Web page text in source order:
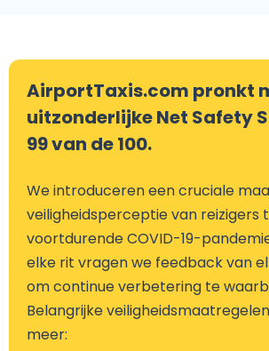
AirportTaxis.com pronkt
uitzonderlijke Net Safety
99 van de 100.
We introduceren een cruciale
veiligheidsperceptie van reizigers
voortdurende COVID-19-
elke rit vragen we feedback van
om continue verbetering te
Belangrijke
meer: